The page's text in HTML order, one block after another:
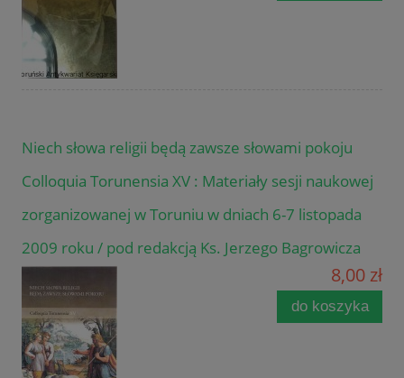
Niech słowa religii będą zawsze słowami pokoju
Colloquia Torunensia XV : Materiały sesji naukowej
zorganizowanej w Toruniu w dniach 6-7 listopada
2009 roku / pod redakcją Ks. Jerzego Bagrowicza
8,00 zł
do koszyka